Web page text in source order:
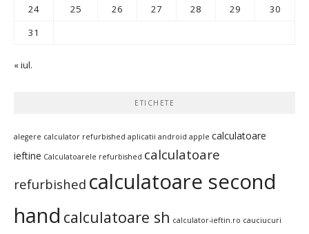
24
25 26 27 28 29
30
31
« iul.
ETICHETE
alegere calculator refurbished aplicatii android apple calculatoare
ieftine Calculatoarele refurbished calculatoare
refurbished calculatoare second
hand calculatoare sh calculator-ieftin.ro cauciucuri